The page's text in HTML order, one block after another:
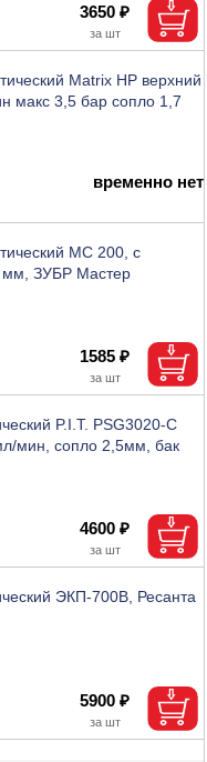
3650 ₽
Matrix HP верхний
макс 3,5 бар сопло 1,7
временно нет
МС 200, с
мм, ЗУБР Мастер
1585 ₽
P.I.T. PSG3020-C
мин, сопло 2,5мм, бак
4600 ₽
ЭКП-700В, Ресанта
5900 ₽